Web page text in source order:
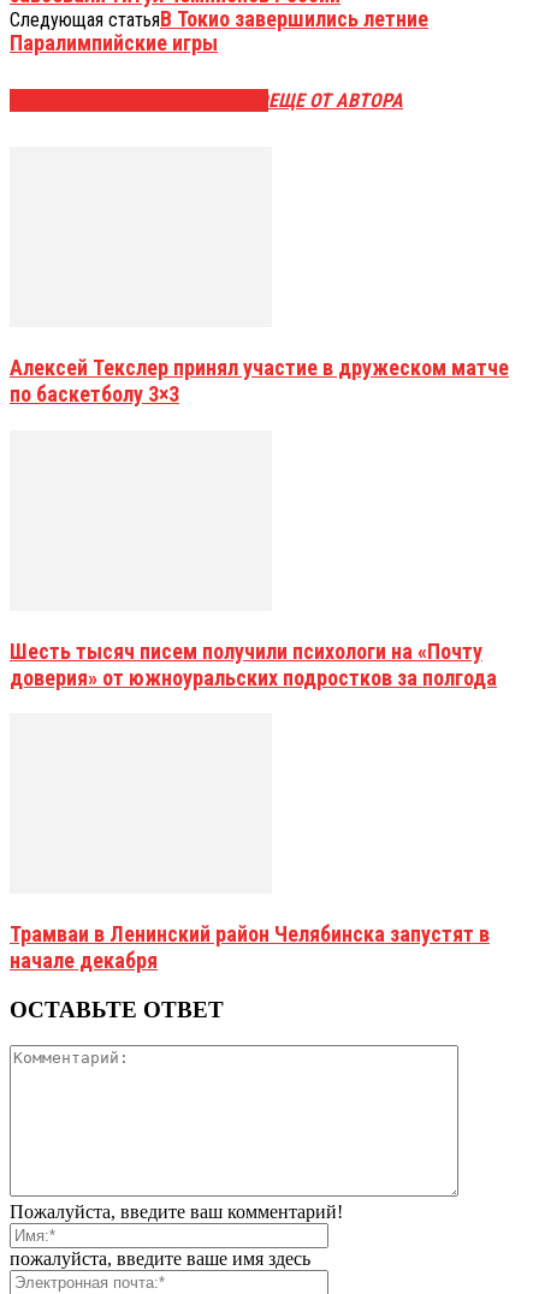
Следующая статьяВ Токио завершились летние
Паралимпийские игры
ЕЩЕ ОТ АВТОРА
Алексей Текслер принял участие в дружеском матче
по баскетболу 3×3
Шесть тысяч писем получили психологи на «Почту
доверия» от южноуральских подростков за полгода
Трамваи в Ленинский район Челябинска запустят в
начале декабря
ОСТАВЬТЕ ОТВЕТ
Пожалуйста, введите ваш комментарий!
пожалуйста, введите ваше имя здесь